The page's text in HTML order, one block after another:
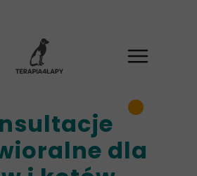
dla